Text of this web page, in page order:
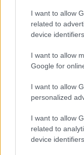
I want to allow
related to
device
I want to allow
Google for
I want to allow
personalized
I want to allow
related to
device
Ajánlott